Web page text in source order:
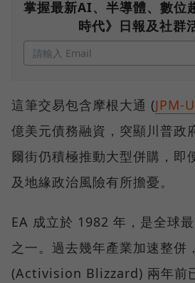
掌握最新AI、半導體、數位
時代》日報及社群
這筆交易包含摩根大通 (JPM-
億美元債務融資，突顯川普政
爾街仍積極推動大型併購，即
及地緣政治風險有所擔憂。
EA 成立於 1982 年，是全球
之一。過去幾年產業加速整併
(Activision Blizzard) 兩年前